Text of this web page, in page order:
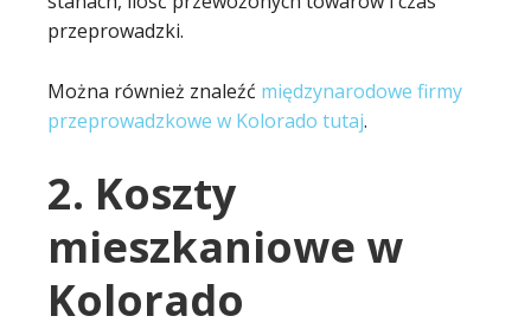
przeprowadzki.
Można również znaleźć międzynarodowe firmy
przeprowadzkowe w Kolorado tutaj.
2. Koszty
mieszkaniowe w
Kolorado